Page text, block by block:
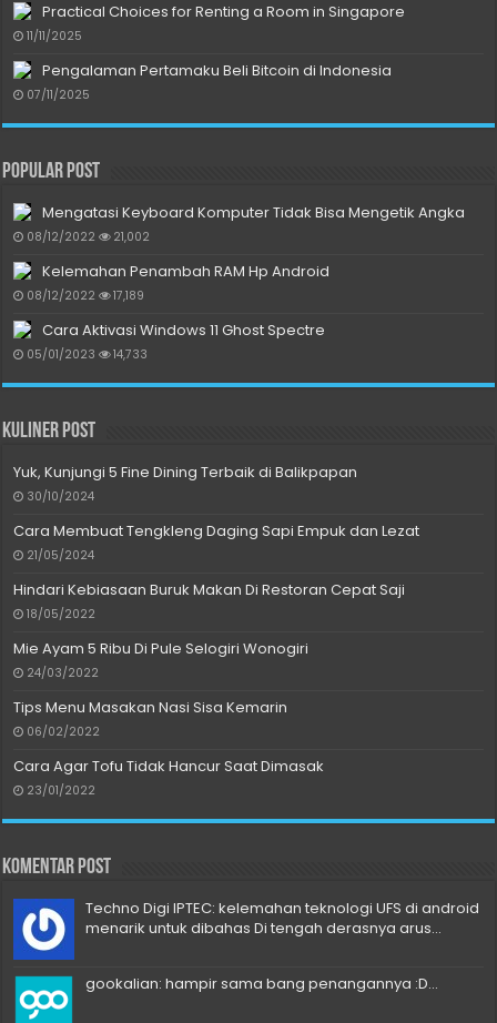
Practical Choices for Renting a Room in Singapore
11/11/2025
Pengalaman Pertamaku Beli Bitcoin di Indonesia
07/11/2025
Popular Post
Mengatasi Keyboard Komputer Tidak Bisa Mengetik Angka
08/12/2022 21,002
Kelemahan Penambah RAM Hp Android
08/12/2022 17,189
Cara Aktivasi Windows 11 Ghost Spectre
05/01/2023 14,733
Kuliner Post
Yuk, Kunjungi 5 Fine Dining Terbaik di Balikpapan
30/10/2024
Cara Membuat Tengkleng Daging Sapi Empuk dan Lezat
21/05/2024
Hindari Kebiasaan Buruk Makan Di Restoran Cepat Saji
18/05/2022
Mie Ayam 5 Ribu Di Pule Selogiri Wonogiri
24/03/2022
Tips Menu Masakan Nasi Sisa Kemarin
06/02/2022
Cara Agar Tofu Tidak Hancur Saat Dimasak
23/01/2022
Komentar Post
Techno Digi IPTEC: kelemahan teknologi UFS di android
menarik untuk dibahas Di tengah derasnya arus...
gookalian: hampir sama bang penangannya :D...